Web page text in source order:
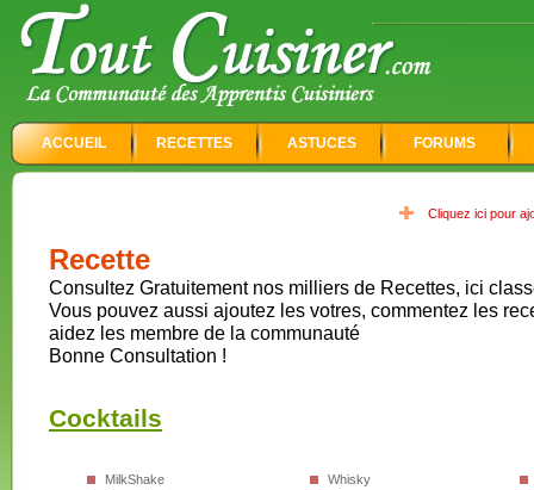
ACCUEIL RECETTES ASTUCES FORUMS
Cliquez ici pour
Recette
Consultez Gratuitement nos milliers de Recettes, ici
Vous pouvez aussi ajoutez les votres, commentez les
aidez les membre de la communauté
Bonne Consultation !
Cocktails
MilkShake
Whisky